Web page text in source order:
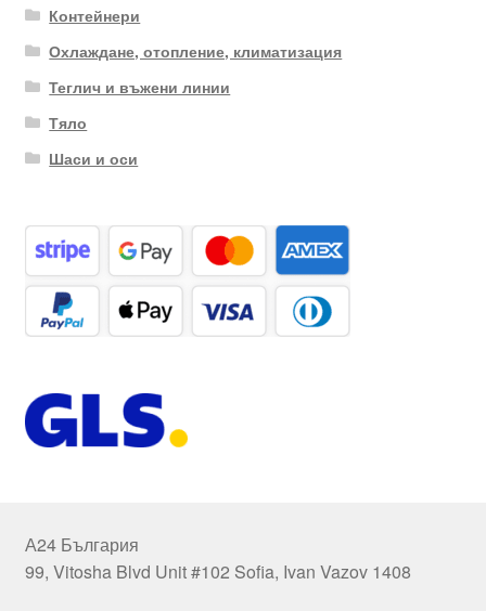
Контейнери
Охлаждане, отопление, климатизация
Теглич и въжени линии
Тяло
Шаси и оси
А24 България
99, Vitosha Blvd Unit #102 Sofia, Ivan Vazov 1408